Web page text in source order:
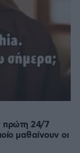
πρώτη 24/7
μαθαίνουν οι